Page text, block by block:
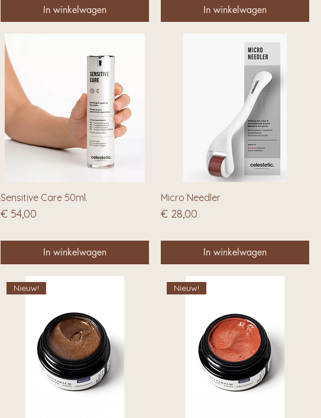
In winkelwagen In winkelwagen
Sensitive Care 50ml.
Prijs
€ 54,00
In winkelwagen
Micro Needler
Prijs
€ 28,00
In winkelwagen
Nieuw! Nieuw!